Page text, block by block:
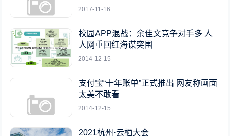
2017-11-16
校园APP混战：余佳文竞争对手多 人
人网重回红海谋突围
2014-12-15
支付宝“十年账单”正式推出 网友称画面
太美不敢看
2014-12-15
2021杭州·云栖大会